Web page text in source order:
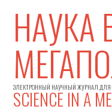
НАУКА
ЭЛЕКТРОННЫЙ НАУЧНЫЙ ЖУРНАЛ ДЛЯ
SCIENCE IN A